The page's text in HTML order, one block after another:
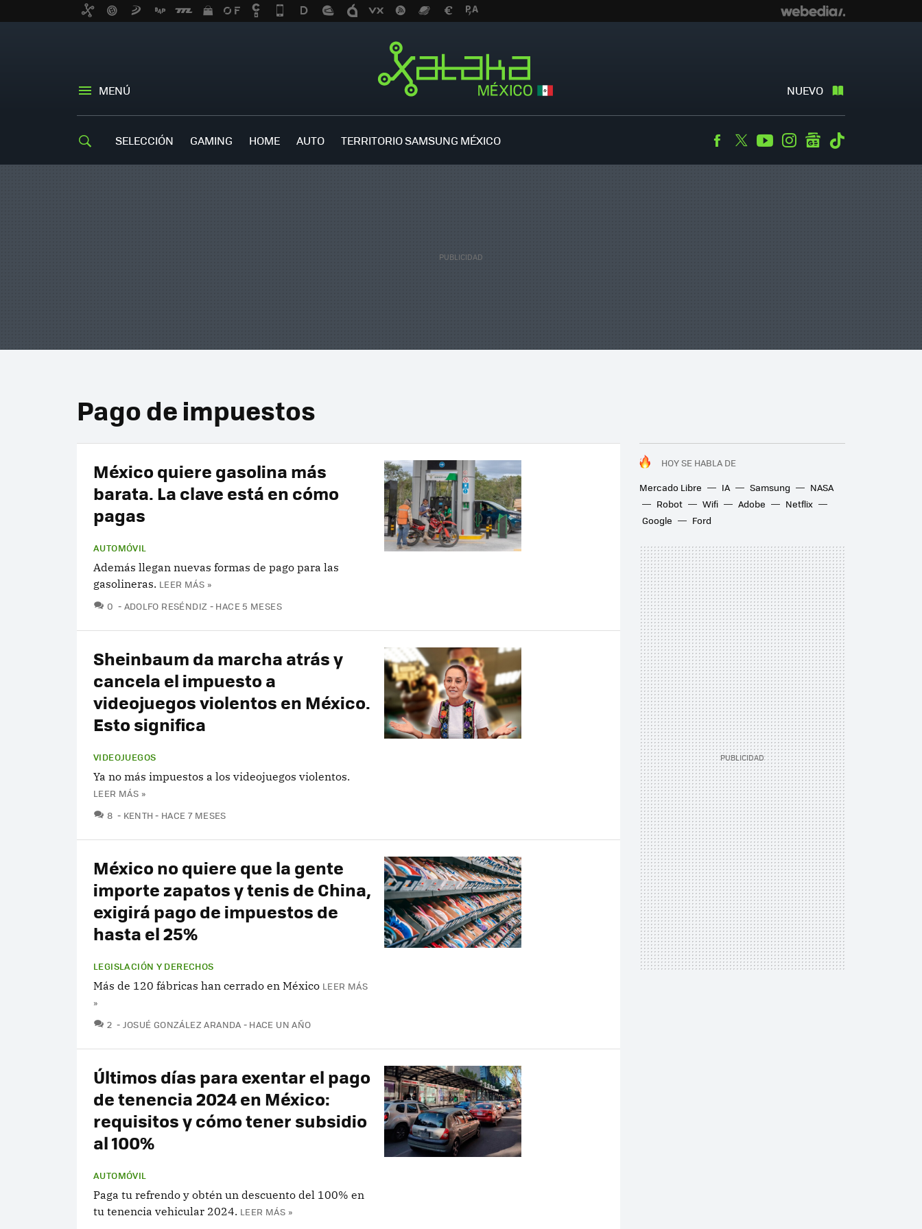
MENÚ NUEVO
SELECCIÓN GAMING HOME AUTO TERRITORIO SAMSUNG MÉXICO Facebook
TwitterYoutubeInstagramgooglenews
Pago de impuestos
HOY SE HABLA DE
Mercado Libre
IA Samsung
NASA
Robot
Wifi Adobe
Netflix
Google
Ford
México quiere gasolina más
barata. La clave está en cómo
pagas
AUTOMÓVIL
Además llegan nuevas formas de pago para las
gasolineras. LEER MÁS »
0 COMENTARIOS
ADOLFO RESÉNDIZ HACE 5 MESES
Sheinbaum da marcha atrás y
cancela el impuesto a
videojuegos violentos en México.
Esto significa
VIDEOJUEGOS
Ya no más impuestos a los videojuegos violentos.
LEER MÁS »
8 COMENTARIOS
KENTH HACE 7 MESES
México no quiere que la gente
importe zapatos y tenis de China,
exigirá pago de impuestos de
hasta el 25%
LEGISLACIÓN Y DERECHOS
Más de 120 fábricas han cerrado en México LEER MÁS
»
2 COMENTARIOS
JOSUÉ GONZÁLEZ ARANDA HACE UN AÑO
Últimos días para exentar el pago
de tenencia 2024 en México:
requisitos y cómo tener subsidio
al 100%
AUTOMÓVIL
Paga tu refrendo y obtén un descuento del 100% en
tu tenencia vehicular 2024. LEER MÁS »